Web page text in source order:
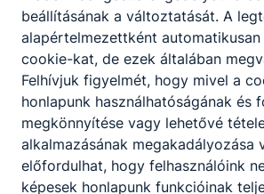
ha szükséges, baleset
egészségromlás esetén
nyújtására is képes.
részesülő személy
ismeri az egészségügyi
rendszerét, használja az
szükséges eszközöket,
feladatellátáshoz
továbbá a gyógyászati
beállításának a változtatását. A
alapértelmezettként
cookie-kat, de ezek általában
Felhívjuk figyelmét, hogy mivel a
honlapunk használhatóságának és
megkönnyítése vagy lehetővé
alkalmazásának megakadályozása
előfordulhat, hogy felhasználóink
képesek honlapunk funkcióinak